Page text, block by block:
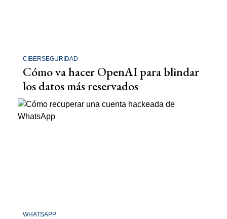
CIBERSEGURIDAD
Cómo va hacer OpenAI para blindar
los datos más reservados
WHATSAPP